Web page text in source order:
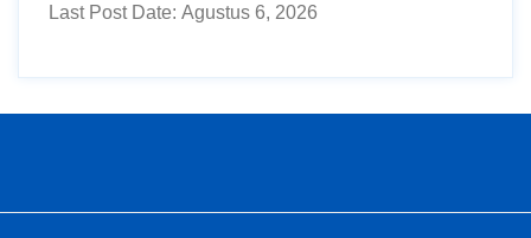
Last Post Date: Agustus 6, 2026